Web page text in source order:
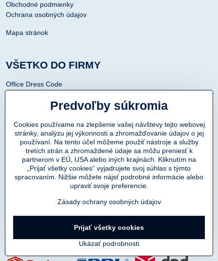
Obchodné podmienky
Ochrana osobných údajov
Mapa stránok
VŠETKO DO FIRMY
Office Dress Code
Košele s logom
Branding
Merchandise
Vzorky zadarmo
VŠETKO PRE ZÁKAZNÍKOV
Napíšte nám tu. Odpovieme.
E-mail: info@smartmen.cz
Info linka: +420 725 976 766
Predvoľby súkromia
Cookies používame na zlepšenie vašej návštevy tejto webovej
stránky, analýzu jej výkonnosti a zhromažďovanie údajov o jej
používaní. Na tento účel môžeme použiť nástroje a služby
tretích strán a zhromaždené údaje sa môžu preniesť k
partnerom v EÚ, USA alebo iných krajinách. Kliknutím na
„Prijať všetky cookies“ vyjadrujete svoj súhlas s týmto
spracovaním. Nižšie môžete nájsť podrobné informácie alebo
upraviť svoje preferencie.
Zásady ochrany osobných údajov
Ukázať podrobnosti
Prijať všetky cookies